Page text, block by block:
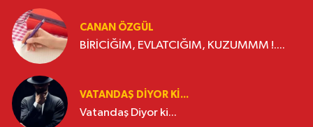
CANAN ÖZGÜL
BİRİCİĞİM, EVLATCIĞIM, KUZUMMM !....
VATANDAŞ DIYOR KI...
Vatandaş Diyor ki...